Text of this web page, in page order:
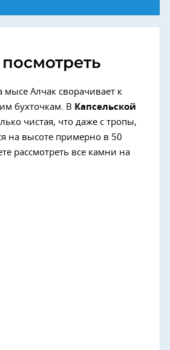
мысе Алчак сворачивает к
бухточкам. В Капсельской
чистая, что даже с тропы,
на высоте примерно в 50
рассмотреть все камни на